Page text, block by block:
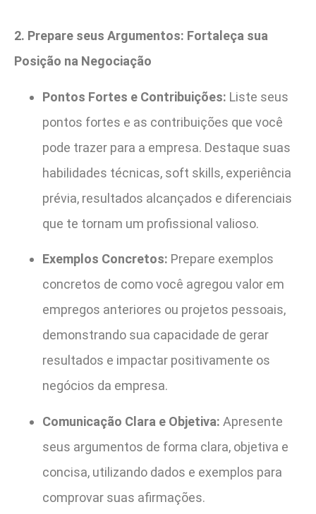
2. Prepare seus Argumentos: Fortaleça sua
Posição na Negociação
Pontos Fortes e Contribuições: Liste seus
pontos fortes e as contribuições que você
pode trazer para a empresa. Destaque suas
habilidades técnicas, soft skills, experiência
prévia, resultados alcançados e diferenciais
que te tornam um profissional valioso.
Exemplos Concretos: Prepare exemplos
concretos de como você agregou valor em
empregos anteriores ou projetos pessoais,
demonstrando sua capacidade de gerar
resultados e impactar positivamente os
negócios da empresa.
Comunicação Clara e Objetiva: Apresente
seus argumentos de forma clara, objetiva e
concisa, utilizando dados e exemplos para
comprovar suas afirmações.